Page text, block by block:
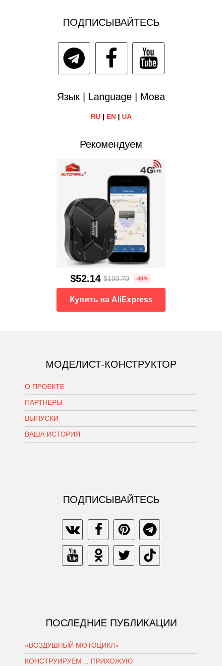
ПОДПИСЫВАЙТЕСЬ
Язык | Language | Мова
RU| EN| UA
Рекомендуем
$52.14 $100.70 -48%
Купить на AliExpress
МОДЕЛИСТ-КОНСТРУКТОР
О ПРОЕКТЕ
ПАРТНЕРЫ
ВЫПУСКИ
ВАША ИСТОРИЯ
ПОДПИСЫВАЙТЕСЬ
ПОСЛЕДНИЕ ПУБЛИКАЦИИ
«ВОЗДУШНЫЙ МОТОЦИКЛ»
КОНСТРУИРУЕМ… ПРИХОЖУЮ